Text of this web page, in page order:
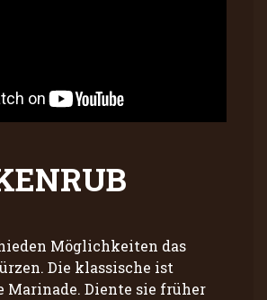
Möglichkeiten das
Die klassische ist
Marinade. Diente sie früher